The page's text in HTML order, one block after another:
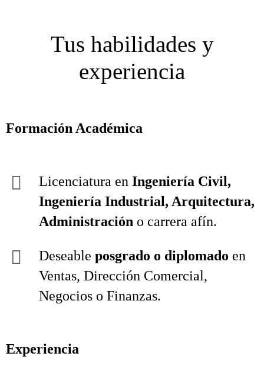
Tus habilidades y
experiencia
Formación Académica
Licenciatura en Ingeniería Civil,
Ingeniería Industrial, Arquitectura,
Administración o carrera afín.
Deseable posgrado o diplomado en
Ventas, Dirección Comercial,
Negocios o Finanzas.
Experiencia